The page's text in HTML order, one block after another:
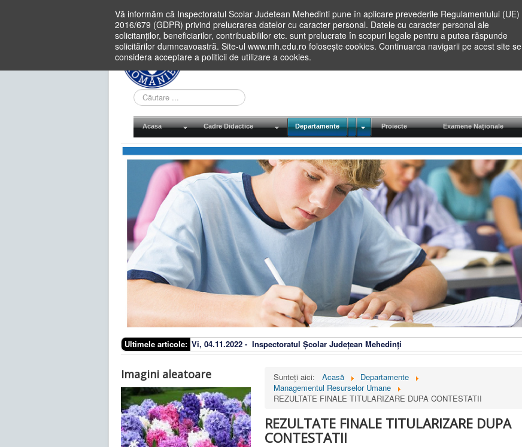
Vă informăm că Inspectoratul Scolar Judetean Mehedinti pune în aplicare prevederile Regulamentului (UE)
2016/679 (GDPR) privind prelucrarea datelor cu caracter personal. Datele cu caracter personal ale
solicitanților, beneficiarilor, contribuabililor etc. sunt prelucrate în scopuri legale pentru a putea răspunde
solicitărilor dumneavoastră. Site-ul www.mh.edu.ro folosește cookies. Continuarea navigarii pe acest site se
considera acceptare a politicii de utilizare a cookies.
Cauta
in
site
Acasa Cadre Didactice Departamente Proiecte Examene Naționale
Ultimele articole: Vi, 04.11.2022 - Inspectoratul Școlar Județean Mehedinți
Imagini aleatoare Sunteți aici: Acasă
Departamente
Managementul Resurselor Umane
REZULTATE FINALE TITULARIZARE DUPA CONTESTATII
REZULTATE FINALE TITULARIZARE DUPA
CONTESTATII